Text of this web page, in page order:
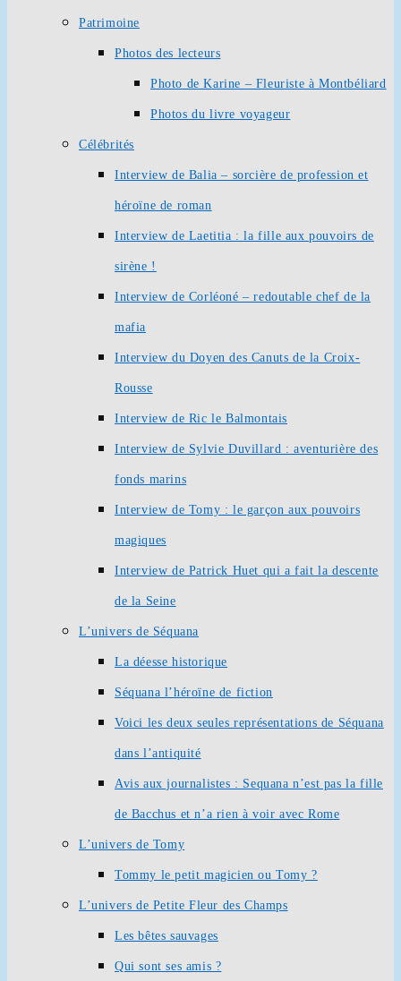
Patrimoine
Photos des lecteurs
Photo de Karine – Fleuriste à Montbéliard
Photos du livre voyageur
Célébrités
Interview de Balia – sorcière de profession et
héroïne de roman
Interview de Laetitia : la fille aux pouvoirs de
sirène !
Interview de Corléoné – redoutable chef de la
mafia
Interview du Doyen des Canuts de la Croix-
Rousse
Interview de Ric le Balmontais
Interview de Sylvie Duvillard : aventurière des
fonds marins
Interview de Tomy : le garçon aux pouvoirs
magiques
Interview de Patrick Huet qui a fait la descente
de la Seine
L’univers de Séquana
La déesse historique
Séquana l’héroïne de fiction
Voici les deux seules représentations de Séquana
dans l’antiquité
Avis aux journalistes : Sequana n’est pas la fille
de Bacchus et n’a rien à voir avec Rome
L’univers de Tomy
Tommy le petit magicien ou Tomy ?
L’univers de Petite Fleur des Champs
Les bêtes sauvages
Qui sont ses amis ?